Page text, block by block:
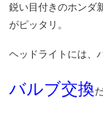
鋭い目付きのホンダ
がピッタリ。
ヘッドライトには、
バルブ交換